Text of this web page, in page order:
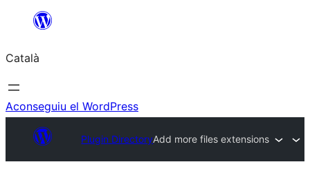
contingut
Català
Aconseguiu el WordPress
Plugin DirectoryAdd more files extensions